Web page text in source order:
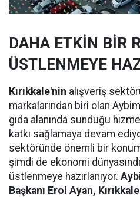
DAHA ETKİN BİR
ÜSTLENMEYE
Kırıkkale'nin alışveriş
markalarından biri olan
gıda alanında sunduğu
katkı sağlamaya devam
sektöründe önemli bir
şimdi de ekonomi
üstlenmeye hazırlanıyor.
Başkanı Erol Ayan,